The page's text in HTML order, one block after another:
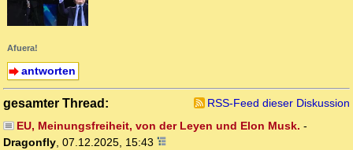
Afuera!
antworten
gesamter Thread:
RSS-Feed dieser Diskussion
EU, Meinungsfreiheit, von der Leyen und Elon Musk. -
Dragonfly 07.12.2025, 15:43